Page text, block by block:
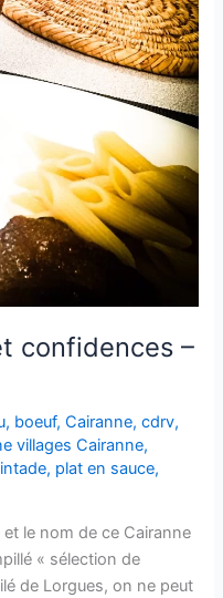
confidences –
, boeuf,Cairanne,cdrv,
villages Cairanne,
, plat en sauce,
et le nom de ce Cairanne
« sélection de
de Lorgues, on ne peut